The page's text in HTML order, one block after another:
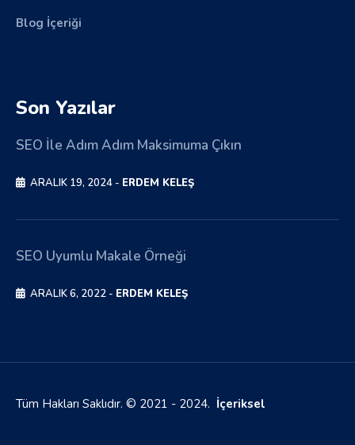
Blog İçeriği
Son Yazılar
SEO İle Adım Adım Maksimuma Çıkın
ARALIK 19, 2024 - ERDEM KELEŞ
SEO Uyumlu Makale Örneği
ARALIK 6, 2022 - ERDEM KELEŞ
Tüm Hakları Saklıdır. © 2021 - 2024. İçeriksel